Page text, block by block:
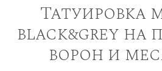
Татуировка
black&grey на
ворон и